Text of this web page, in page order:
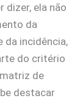
dizer, ela não
da
da incidência,
do critério
de
destacar